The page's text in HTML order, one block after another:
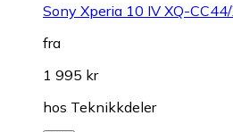
Sony Xperia 10 IV XQ-
fra
1 995 kr
hos Teknikkdeler